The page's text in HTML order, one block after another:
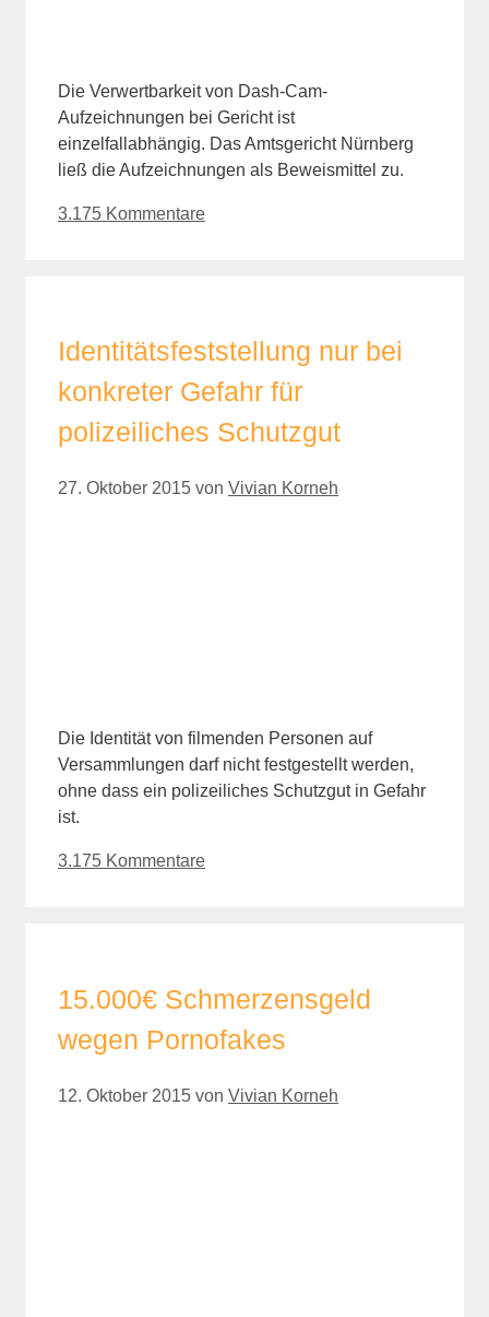
Die Verwertbarkeit von Dash-Cam-
Aufzeichnungen bei Gericht ist
einzelfallabhängig. Das Amtsgericht Nürnberg
ließ die Aufzeichnungen als Beweismittel zu.
3.175 Kommentare
Identitätsfeststellung nur bei
konkreter Gefahr für
polizeiliches Schutzgut
27. Oktober 2015 von Vivian Korneh
Die Identität von filmenden Personen auf
Versammlungen darf nicht festgestellt werden,
ohne dass ein polizeiliches Schutzgut in Gefahr
ist.
3.175 Kommentare
15.000€ Schmerzensgeld
wegen Pornofakes
12. Oktober 2015 von Vivian Korneh